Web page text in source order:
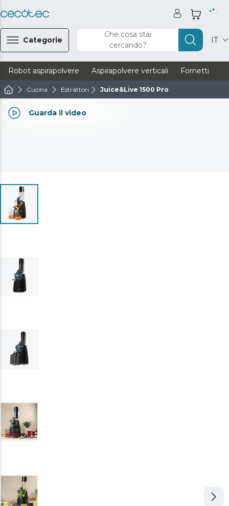
Categorie
Che cosa stai
cercando?
IT
Robot aspirapolvere Aspirapolvere verticali Fornetti
Cucina Estrattori Juice&Live 1500 Pro
Guarda il video